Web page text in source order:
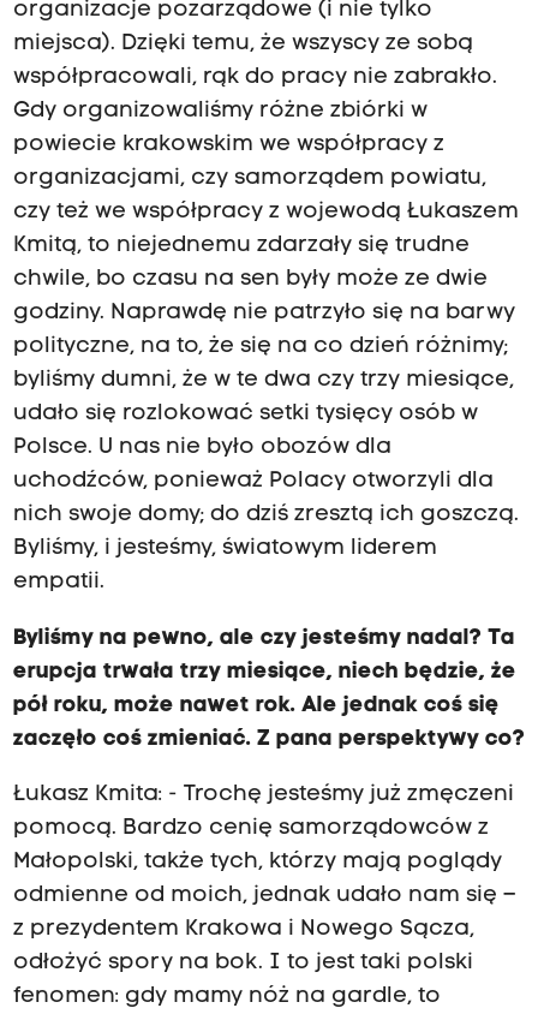
organizacje pozarządowe (i nie tylko
miejsca). Dzięki temu, że wszyscy ze sobą
współpracowali, rąk do pracy nie zabrakło.
Gdy organizowaliśmy różne zbiórki w
powiecie krakowskim we współpracy z
organizacjami, czy samorządem powiatu,
czy też we współpracy z wojewodą Łukaszem
Kmitą, to niejednemu zdarzały się trudne
chwile, bo czasu na sen były może ze dwie
godziny. Naprawdę nie patrzyło się na barwy
polityczne, na to, że się na co dzień różnimy;
byliśmy dumni, że w te dwa czy trzy miesiące,
udało się rozlokować setki tysięcy osób w
Polsce. U nas nie było obozów dla
uchodźców, ponieważ Polacy otworzyli dla
nich swoje domy; do dziś zresztą ich goszczą.
Byliśmy, i jesteśmy, światowym liderem
empatii.
Byliśmy na pewno, ale czy jesteśmy nadal? Ta
erupcja trwała trzy miesiące, niech będzie, że
pół roku, może nawet rok. Ale jednak coś się
zaczęło coś zmieniać. Z pana perspektywy co?
Łukasz Kmita: - Trochę jesteśmy już zmęczeni
pomocą. Bardzo cenię samorządowców z
Małopolski, także tych, którzy mają poglądy
odmienne od moich, jednak udało nam się –
z prezydentem Krakowa i Nowego Sącza,
odłożyć spory na bok. I to jest taki polski
fenomen: gdy mamy nóż na gardle, to